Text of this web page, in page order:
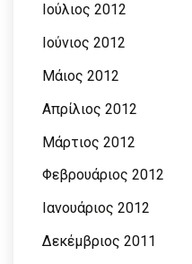
Ιούλιος 2012
Ιούνιος 2012
Μάιος 2012
Απρίλιος 2012
Μάρτιος 2012
Φεβρουάριος 2012
Ιανουάριος 2012
Δεκέμβριος 2011